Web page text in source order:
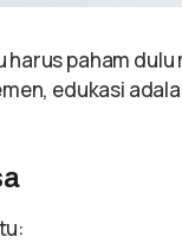
harus paham
edukasi